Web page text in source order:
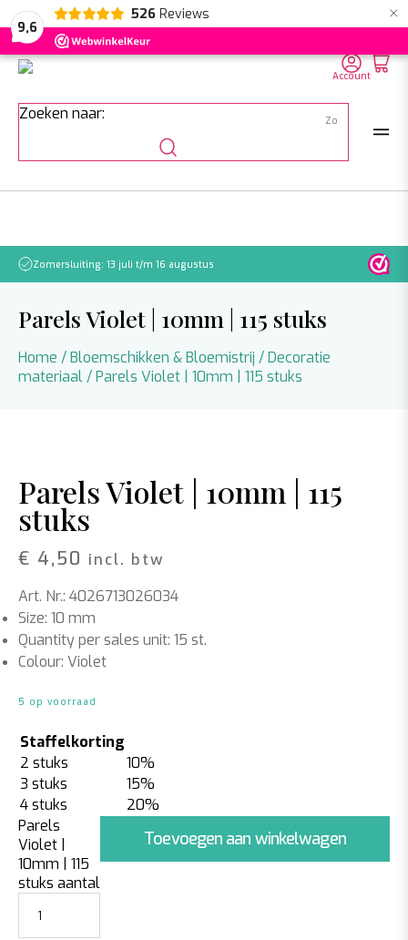
9,6
526 Reviews ×
NL EN DE
Zoeken naar:
Account
Zomersluiting: 13 juli t/m 16 augustus Let
Parels Violet | 10mm | 115 stuks
Home /Bloemschikken & Bloemistrij /Decoratie
materiaal/ Parels Violet | 10mm | 115 stuks
Parels Violet | 10mm | 115
stuks
€ 4,50 incl. btw
Art. Nr.: 4026713026034
Size: 10 mm
Quantity per sales unit: 15 st.
Colour: Violet
5 op voorraad
Staffelkorting
2 stuks
10%
3 stuks
15%
4 stuks
20%
Parels
Violet |
10mm | 115
stuks aantal
Toevoegen aan winkelwagen